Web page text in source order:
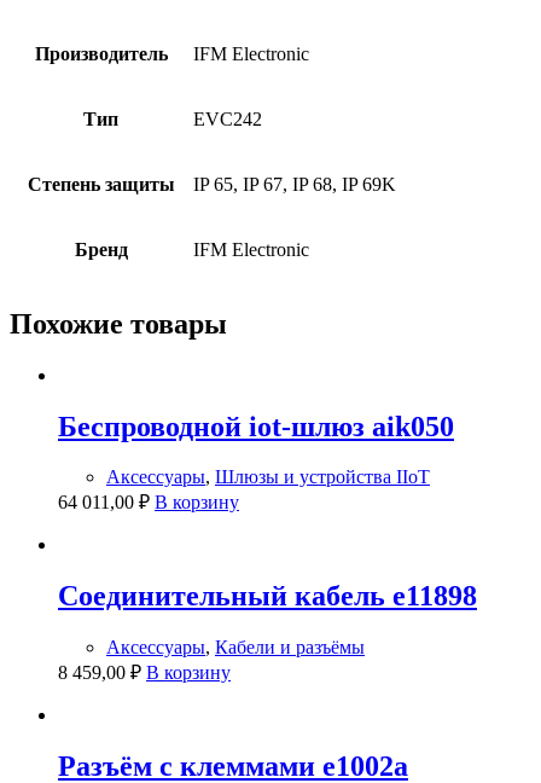
Производитель IFM Electronic
Тип EVC242
Степень защиты IP 65, IP 67, IP 68, IP 69K
Бренд IFM Electronic
Похожие товары
Беспроводной iot-шлюз aik050
Аксессуары, Шлюзы и устройства IIoT
64 011,00 ₽ В корзину
Соединительный кабель e11898
Аксессуары, Кабели и разъёмы
8 459,00 ₽ В корзину
Разъём с клеммами e1002a